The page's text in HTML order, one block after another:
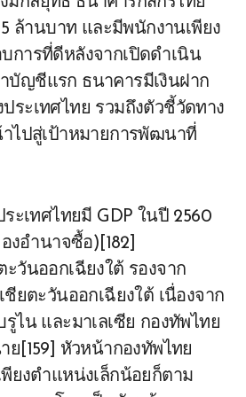
ล้านบาท และมีพนักงานเพียง
การที่ดีหลังจากเปิดดำเนิน
บัญชีแรก ธนาคารมีเงินฝาก
ะเทศไทย รวมถึงตัวชี้วัดทาง
ไปสู่เป้าหมายการพัฒนาที่
ะเทศไทยมี GDP ในปี 2560
งอำนาจซื้อ)[182]
วันออกเฉียงใต้ รองจาก
ยตะวันออกเฉียงใต้ เนื่องจาก
ไน และมาเลเซีย กองทัพไทย
ย[159] หัวหน้ากองทัพไทย
ยงตำแหน่งเล็กน้อยก็ตาม